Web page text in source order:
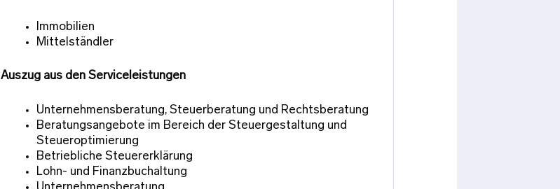
Immobilien
Mittelständler
Auszug aus den Serviceleistungen
Unternehmensberatung, Steuerberatung und Rechtsberatung
Beratungsangebote im Bereich der Steuergestaltung und
Steueroptimierung
Betriebliche Steuererklärung
Lohn- und Finanzbuchaltung